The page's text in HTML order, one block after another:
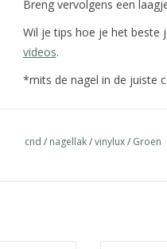
Breng vervolgens een
Wil je tips hoe je het beste
videos.
*mits de nagel in de juiste
cnd / nagellak/vinylux/ Groen